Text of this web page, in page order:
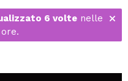
6 voltenelle